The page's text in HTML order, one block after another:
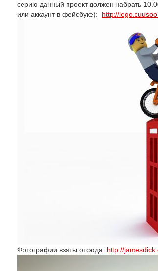
серию данный проект должен набрать
или аккаунт в фейсбуке): http://
Фотографии взяты отсюда: http://